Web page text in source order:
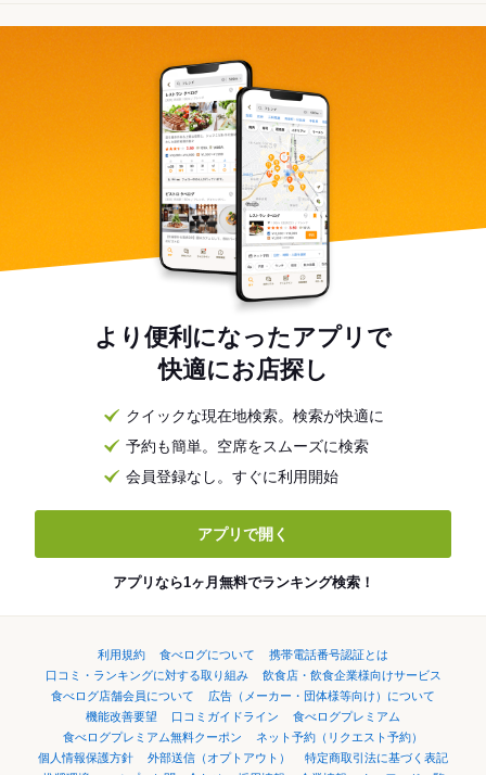
より便利になったアプリで
快適にお店探し
クイックな現在地検索。検索が快適に
予約も簡単。空席をスムーズに検索
会員登録なし。すぐに利用開始
アプリで開く
アプリなら1ヶ月無料でランキング検索！
利用規約 食べログについて
携帯電話番号認証とは
口コミ・ランキングに対する取り組み
飲食店・飲食企業様向けサービス
食べログ店舗会員について
広告（メーカー・団体様等向け）について
機能改善要望
口コミガイドライン
食べログプレミアム
食べログプレミアム無料クーポン
ネット予約（リクエスト予約）
個人情報保護方針
外部送信（オプトアウト）
特定商取引法に基づく表記